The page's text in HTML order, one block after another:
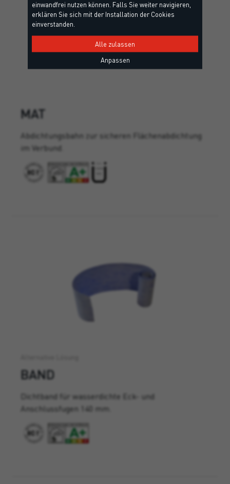
MAT
Abdichtungsbahn zur sicheren Flächenabdichtung
im Verbund.
BAND
Dichtband für wasserdichte Eck- und
Anschlussfugen 140 mm.
einwandfrei nutzen können. Falls Sie weiter navigieren,
erklären Sie sich mit der Installation der Cookies
einverstanden.
Alle zulassen
Anpassen